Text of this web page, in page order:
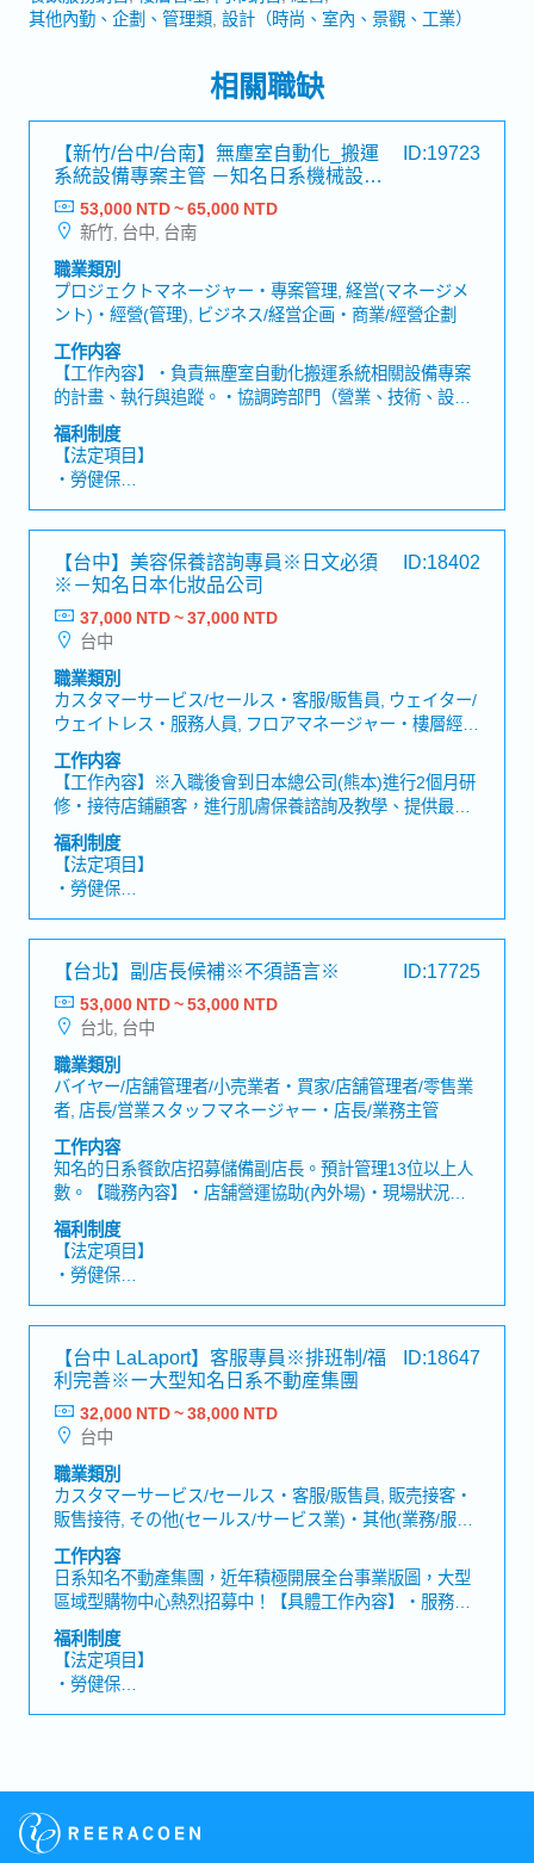
其他內勤、企劃、管理類 設計（時尚、室內、景觀、工業）
相關職缺
【新竹/台中/台南】無塵室自動化_搬運
系統設備專案主管 －知名日系機械設備
商
ID:19723
53,000 NTD ~ 65,000 NTD
新竹, 台中, 台南
職業類別
プロジェクトマネージャー・專案管理, 経営(マネージメ
ント)・經營(管理), ビジネス/経営企画・商業/經營企劃
工作内容
【工作內容】・負責無塵室自動化搬運系統相關設備專案
的計畫、執行與追蹤。・協調跨部門（營業、技術、設計
等）前後工程之專案資源，確保設備建置與搬運系統順利
完成。・管理專案進度、成本、風險及品質，及時處理異
常並提供改善建議。・建立並維護專案相關文件、報告及
作業標準流程。・指導專案團隊成員，確保施工團隊工作
效率與安全規範落實。※需要oncall對應, 常日班※視工程
期間, 有數月程度的長期出差需要。國內出差 : 桃園/新竹/
台中/台南科學園區【魅力】・於商品業界市占率世界第
一，可學習到深厚產業知識及接觸客多間知名企業・公司
內部福利制度完善且職涯規劃明確，可不斷向上成長
福利制度
【法定項目】
・勞健保
・各種休假（特別休假、婚假、喪假、生理假、產檢假、
陪產假、產假、育嬰假）
・退休金
【公司福利】
・年中及年終獎金
・三節禮金/生日禮金/出差津貼
・結婚、生育禮金或各項慰問金
・三天暑假、家庭照顧彈性措施
・完整人事考核與年度調薪制度
・年度健康檢查、每季健康諮詢、定期健康講座
【台中】美容保養諮詢專員※日文必須
※－知名日本化妝品公司
ID:18402
37,000 NTD ~ 37,000 NTD
台中
職業類別
カスタマーサービス/セールス・客服/販售員, ウェイター/
ウェイトレス・服務人員, フロアマネージャー・樓層經
理, 販売接客・販售接待, 未経験・無經驗, バイヤー/店舗
管理者/小売業者・買家/店舗管理者/零售業者, その他(セ
ールス/サービス業)・其他(業務/服務業)
工作内容
【工作內容】※入職後會到日本總公司(熊本)進行2個月研
修・接待店鋪顧客，進行肌膚保養諮詢及教學、提供最適
合的使用建議・協助商品訂購、解決顧客疑問・不定期舉
辦線上保養講座・視情況，有時需接聽顧客來電或回覆電
子郵件・退貨退款處理、金錢管理、在庫管理、商品陳
列、開店關店準備…等事務業務
福利制度
【法定項目】
・勞健保
・各種休假（特別休假、婚假、喪假、生理假、產檢假、
陪產假、產假、育嬰假）
・退休金
【公司福利】
・年終獎金 (一年2次發放, 依照公司營運及個人績效發放)
・員工宿舍 (1~3人房 : 5,000日幣~15,000日幣) ＊日本限
定
・免費宿舍接駁公車 ＊日本限定
・員工自助餐(1餐350日幣) ＊日本限定
・三節獎金、交通費 ＊台灣限定
・1年2次人考核(1年1次調薪)
・不定期聚餐
・員工旅遊(依公司公告)
【台北】副店長候補※不須語言※ ID:17725
53,000 NTD ~ 53,000 NTD
台北, 台中
職業類別
バイヤー/店舗管理者/小売業者・買家/店舗管理者/零售業
者, 店長/営業スタッフマネージャー・店長/業務主管
工作内容
知名的日系餐飲店招募儲備副店長。預計管理13位以上人
數。【職務內容】・店舗營運協助(內外場)・現場狀況管
理、緊急狀況之對應處理・人員訓練與管理・班表製作・
數值管理・店舗相關食材、備品之管控
福利制度
【法定項目】
・勞健保
・各種休假（特別休假、婚假、喪假、生理假、產檢假、
陪產假、產假、育嬰假）
・退休金
【福利制度】
・員工團體保險
・員工餐
・年終獎金：約0.5~1個月 (1年發放3次 : 4月、8月、12
月)
・調薪制度、久任獎金
・夜班津貼、特殊假日津貼
・生日禮金、生日假
・員工旅遊、婚喪喜慶補助
【台中 LaLaport】客服專員※排班制/福
利完善※ー大型知名日系不動産集團
ID:18647
32,000 NTD ~ 38,000 NTD
台中
職業類別
カスタマーサービス/セールス・客服/販售員, 販売接客・
販售接待, その他(セールス/サービス業)・其他(業務/服務
業)
工作内容
日系知名不動產集團，近年積極開展全台事業版圖，大型
區域型購物中心熱烈招募中！【具體工作內容】・服務台
顧客相關問題諮詢及電話接聽・顧客停車折抵對應・換開
發票、退稅業務、贈品兌換處理・會員APP申辦及對應・
海內外旅客接待，外籍旅客退稅服務・顧客意見受理、傷
病緊急對應・遺失及拾獲物處理、電子發票證明聯換開・
POS機結帳處理・百貨商場廣播服務・各項業務及主管交
點】・知名日系不動產集團，來台發展中！未來發展性
佳・福利完善、穩定發展中
福利制度
【法定項目】
・勞健保
【公司福利】
◆ 獎金 / 禮品類